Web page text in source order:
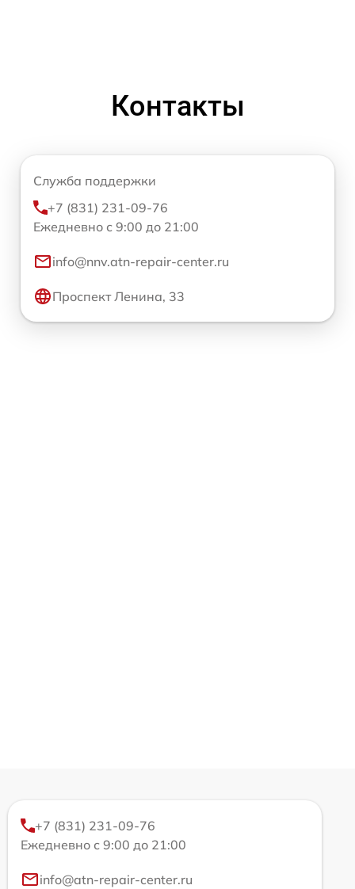
Контакты
Служба поддержки
+7 (831) 231-09-76
Ежедневно с 9:00 до 21:00
info@nnv.atn-repair-center.ru
Проспект Ленина, 33
+7 (831) 231-09-76
Ежедневно с 9:00 до 21:00
info@atn-repair-center.ru